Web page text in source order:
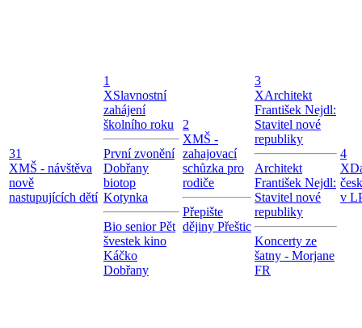
31
XMŠ - návštěva
nově
nastupujících dětí
1
XSlavnostní
zahájení
školního roku
První zvonění
Dobřany
biotop
Kotynka
Bio senior Pět
švestek kino
Káčko
Dobřany
2
XMŠ -
zahajovací
schůzka pro
rodiče
Přepište
dějiny Přeštic
3
XArchitekt
František Nejdl:
Stavitel nové
republiky
Architekt
František Nejdl:
Stavitel nové
republiky
Koncerty ze
šatny - Morjane
FR
4
X
v